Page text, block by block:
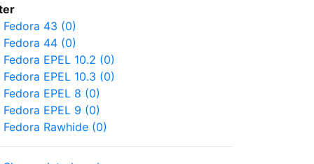
Fedora 43 (0)
Fedora 44 (0)
Fedora EPEL 10.2 (0)
Fedora EPEL 10.3 (0)
Fedora EPEL 8 (0)
Fedora EPEL 9 (0)
Fedora Rawhide (0)